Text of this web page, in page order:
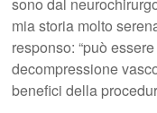
mia storia molto
responso: “può
decompressione
benefici della